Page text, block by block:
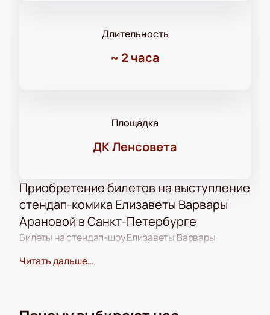
Длительность
~ 2 часа
Площадка
ДК Ленсовета
Приобретение билетов на выступление
стендап-комика Елизаветы Варвары
Арановой в Санкт-Петербурге
Билеты на стендап-шоу Елизаветы Варвары
сайте доступна интерактивная схема зала,
для оформления заказа и получения консультации.
Читать дальше...